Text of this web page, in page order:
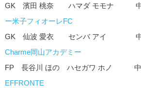
GK 濱田 桃奈 ハマダ モモナ
ー米子フィオーレFC
GK 仙波 愛衣 センバ アイ
Charme岡山アカデミー
FP 長谷川 ほの ハセガワ ホノ
EFFRONTE